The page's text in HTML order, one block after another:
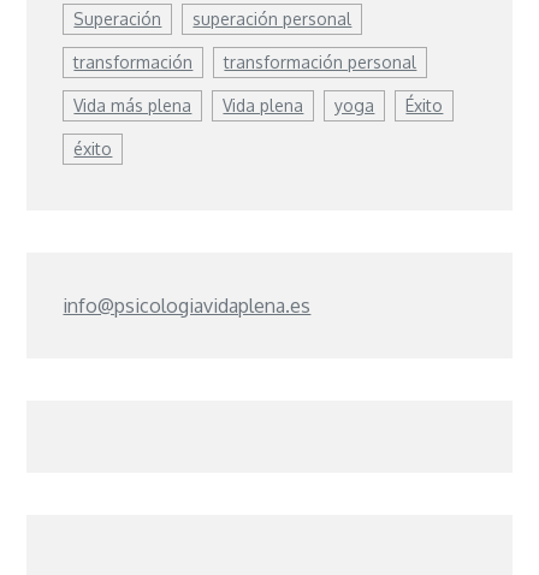
Superación superación personal
transformación transformación personal
Vida más plena Vida plena yoga Éxito
éxito
info@psicologiavidaplena.es